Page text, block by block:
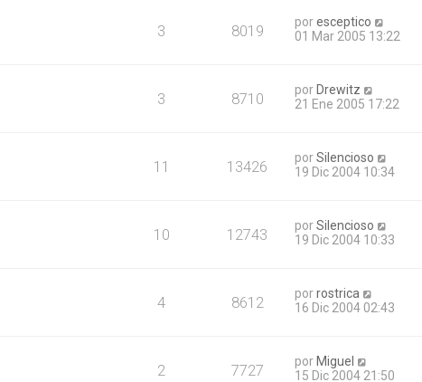
3 8019 poresceptico
01 Mar 2005 13:22
3 8710 porDrewitz
21 Ene 2005 17:22
11 13426 porSilencioso
19 Dic 2004 10:34
10 12743 porSilencioso
19 Dic 2004 10:33
4 8612 porrostrica
16 Dic 2004 02:43
2 7727 porMiguel
15 Dic 2004 21:50